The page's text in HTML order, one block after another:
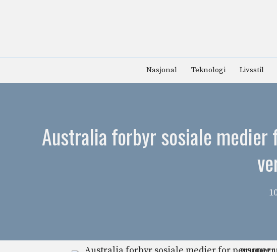
Nasjonal Teknologi Livsstil
Australia forbyr sosiale